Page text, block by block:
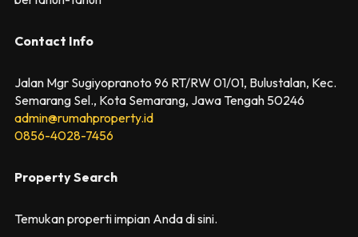
Contact Info
Jalan Mgr Sugiyopranoto 96 RT/RW 01/01, Bulustalan, Kec.
Semarang Sel., Kota Semarang, Jawa Tengah 50246
admin@rumahproperty.id
0856-4028-7456
Property Search
Temukan properti impian Anda di sini.